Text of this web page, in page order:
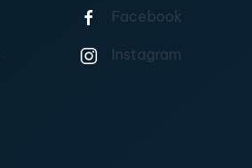
Facebook
Instagram